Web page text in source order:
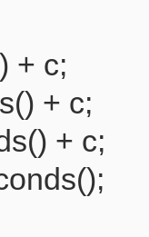
+ c;
+ c;
+ c;